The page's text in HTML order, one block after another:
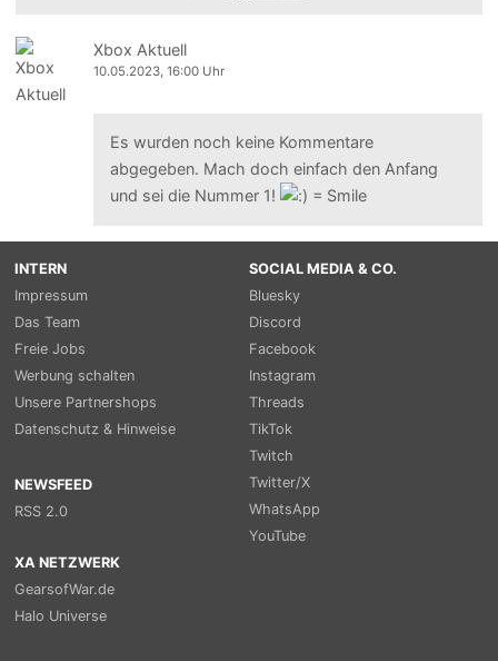
Xbox Aktuell
10.05.2023, 16:00 Uhr
Es wurden noch keine Kommentare
abgegeben. Mach doch einfach den Anfang
und sei die Nummer 1!
INTERN
Impressum
Das Team
Freie Jobs
Werbung schalten
Unsere Partnershops
Datenschutz & Hinweise
NEWSFEED
RSS 2.0
SOCIAL MEDIA & CO.
Bluesky
Discord
Facebook
Instagram
Threads
TikTok
Twitch
Twitter/X
WhatsApp
YouTube
XA NETZWERK
GearsofWar.de
Halo Universe